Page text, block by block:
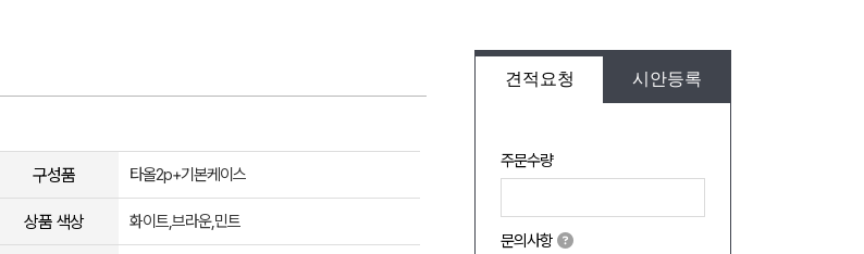
견적요청 시안등록
주문수량
문의사항
구성품 타올2p+기본케이스
상품 색상 화이트,브라운,민트